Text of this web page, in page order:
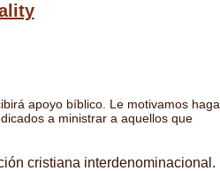
apoyo bíblico. Le motivamos haga
a ministrar a aquellos que
cristiana interdenominacional.